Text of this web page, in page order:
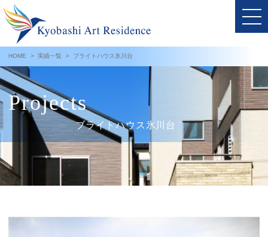
HOME > 実績一覧 > ブライトハウス氷川台
Projects
ブライトハウス氷川台